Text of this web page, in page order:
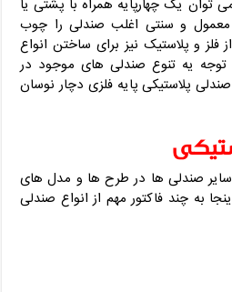
توان یک چهارپایه همراه با پشتی یا
و سنتی اغلب صندلی را چوب
و پلاستیک نیز برای ساختن انواع
یه تنوع صندلی های موجود در
پلاستیکی پایه فلزی دچار نوسان
سایر صندلی ها در طرح ها و مدل های
به چند فاکتور مهم از انواع صندلی